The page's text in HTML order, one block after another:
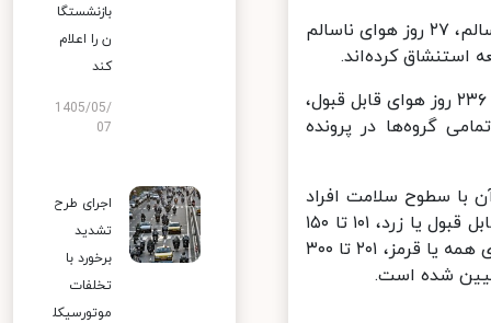
از ابتدای امسال تاکنون، شهروندان تهرانی پنچ روز هوای پاک، ۹۷ روز هوای سالم، ۲۷ روز هوای ناسالم
سال گذشته و براساس روز شمار شاخص آلودگی در مجموع ۱۰ روز هوای پاک، ۲۳۶ روز هوای قابل قبول،
ناسالم برای تمامی گروه‌ها در پرونده
سطوح سلامت افراد
است که به ترتیب از صفر تا ۵۰ در شرایط پاک یا سبز، ۵۱ تا ۱۰۰ در شرایط قابل قبول یا زرد، ۱۰۱ تا ۱۵۰
در شرایط ناسالم برای گروه حساس یا نارنجی، ۱۵۱ تا ۲۰۰ در شرایط ناسالم برای همه یا قرمز، ۲۰۱ تا ۳۰۰
بازنشستگا
ن را اعلام
کند
1405/05/
07
اجرای طرح
تشدید
برخورد با
تخلفات
موتورسیکل